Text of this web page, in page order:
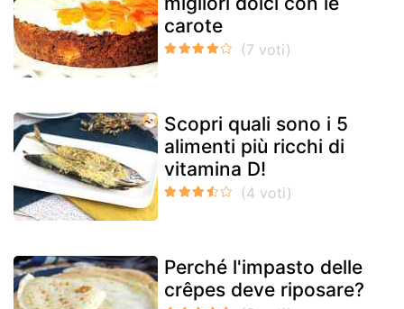
carote
Scopri quali sono i 5
alimenti più ricchi di
vitamina D!
Perché l'impasto delle
crêpes deve riposare?